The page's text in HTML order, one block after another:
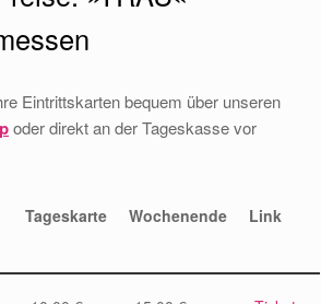
Eintrittskarten bequem über unseren
oder direkt an der Tageskasse vor
Tageskarte Wochenende Link